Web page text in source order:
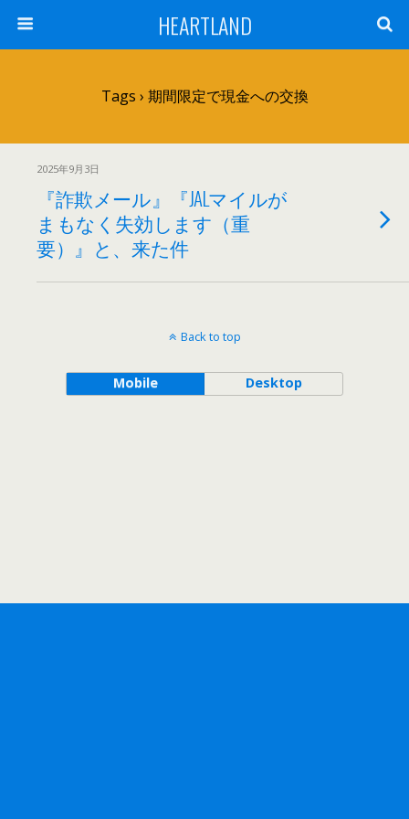
HEARTLAND
Tags › 期間限定で現金への交換
2025年9月3日
『詐欺メール』『JALマイルが
まもなく失効します（重
要）』と、来た件
Back to top
Mobile Desktop